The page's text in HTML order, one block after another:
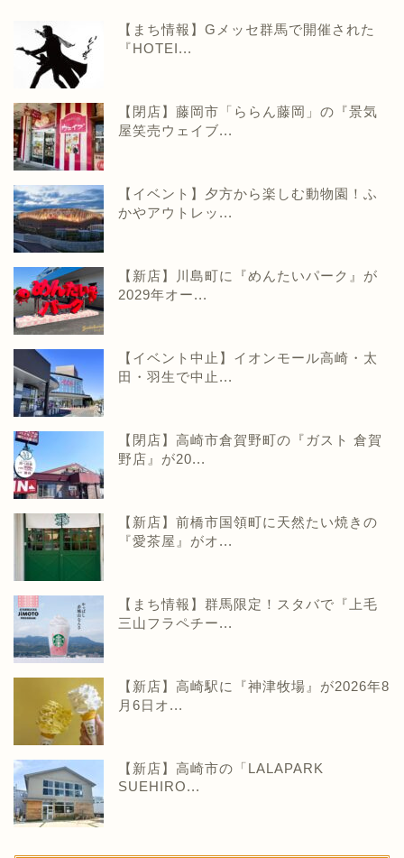
【まち情報】Gメッセ群馬で開催された
『HOTEI...
【閉店】藤岡市「ららん藤岡」の『景気
屋笑売ウェイブ...
【イベント】夕方から楽しむ動物園！ふ
かやアウトレッ...
【新店】川島町に『めんたいパーク』が
2029年オー...
【イベント中止】イオンモール高崎・太
田・羽生で中止...
【閉店】高崎市倉賀野町の『ガスト 倉賀
野店』が20...
【新店】前橋市国領町に天然たい焼きの
『愛茶屋』がオ...
【まち情報】群馬限定！スタバで『上毛
三山フラペチー...
【新店】高崎駅に『神津牧場』が2026年8
月6日オ...
【新店】高崎市の「LALAPARK
SUEHIRO...